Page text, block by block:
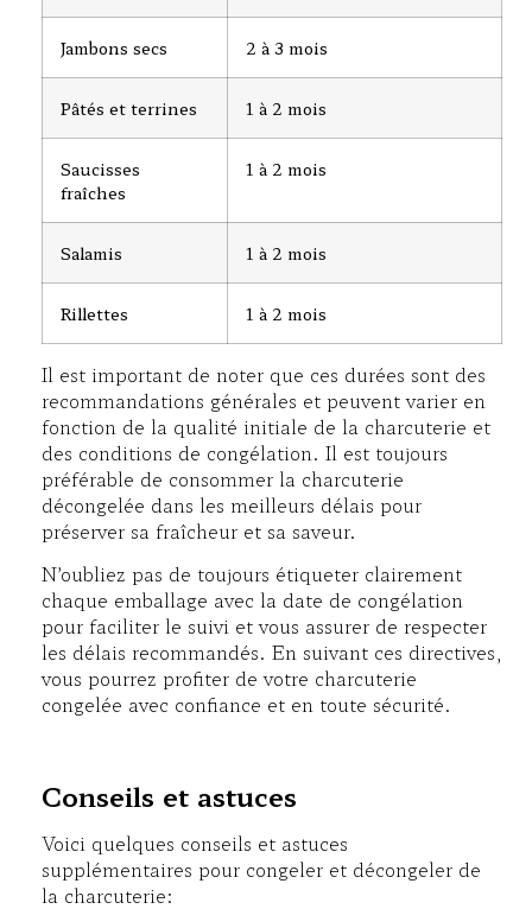
Jambons secs 2 à 3 mois
Pâtés et terrines 1 à 2 mois
Saucisses
fraîches
1 à 2 mois
Salamis 1 à 2 mois
Rillettes 1 à 2 mois
Il est important de noter que ces durées sont des
recommandations générales et peuvent varier en
fonction de la qualité initiale de la charcuterie et
des conditions de congélation. Il est toujours
préférable de consommer la charcuterie
décongelée dans les meilleurs délais pour
préserver sa fraîcheur et sa saveur.
N’oubliez pas de toujours étiqueter clairement
chaque emballage avec la date de congélation
pour faciliter le suivi et vous assurer de respecter
les délais recommandés. En suivant ces directives,
vous pourrez profiter de votre charcuterie
congelée avec confiance et en toute sécurité.
Conseils et astuces
Voici quelques conseils et astuces
supplémentaires pour congeler et décongeler de
la charcuterie: